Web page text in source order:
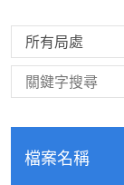
檔案名稱